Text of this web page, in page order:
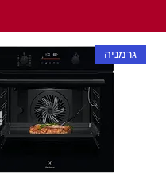
גרמניה